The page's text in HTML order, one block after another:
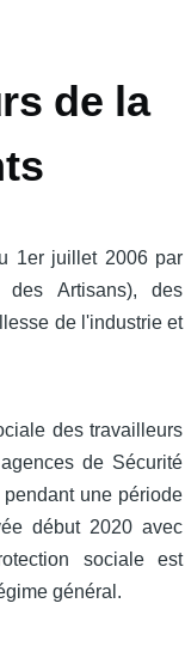
de la
1er juillet 2006 par
des Artisans), des
de l'industrie et
des travailleurs
de Sécurité
une période
début 2020 avec
sociale est
général.